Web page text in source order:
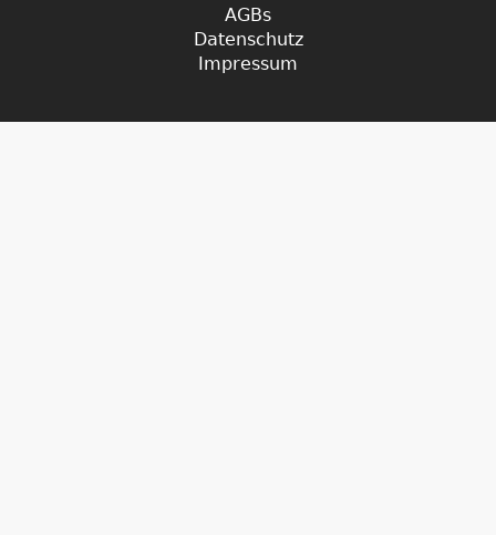
AGBs
Datenschutz
Impressum